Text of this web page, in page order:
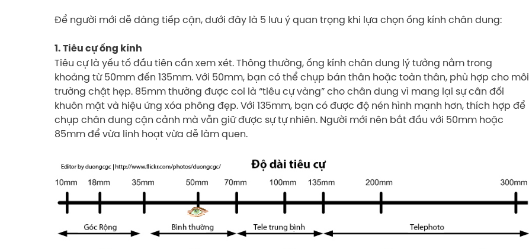
Để người mới dễ dàng tiếp cận, dưới đây là 5 lưu ý quan trọng khi lựa chọn ống kính chân dung:
1. Tiêu cự ống kính
Tiêu cự là yếu tố đầu tiên cần xem xét. Thông thường, ống kính chân dung lý tưởng nằm trong
khoảng từ 50mm đến 135mm. Với 50mm, bạn có thể chụp bán thân hoặc toàn thân, phù hợp cho môi
trường chật hẹp. 85mm thường được coi là “tiêu cự vàng” cho chân dung vì mang lại sự cân đối
khuôn mặt và hiệu ứng xóa phông đẹp. Với 135mm, bạn có được độ nén hình mạnh hơn, thích hợp để
chụp chân dung cận cảnh mà vẫn giữ được sự tự nhiên. Người mới nên bắt đầu với 50mm hoặc
85mm để vừa linh hoạt vừa dễ làm quen.